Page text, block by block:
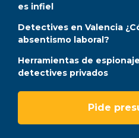
es infiel
Detectives en Valencia
absentismo laboral?
Herramientas de
detectives privados
Pide